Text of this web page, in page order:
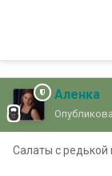
Аленка
Салаты с редькой